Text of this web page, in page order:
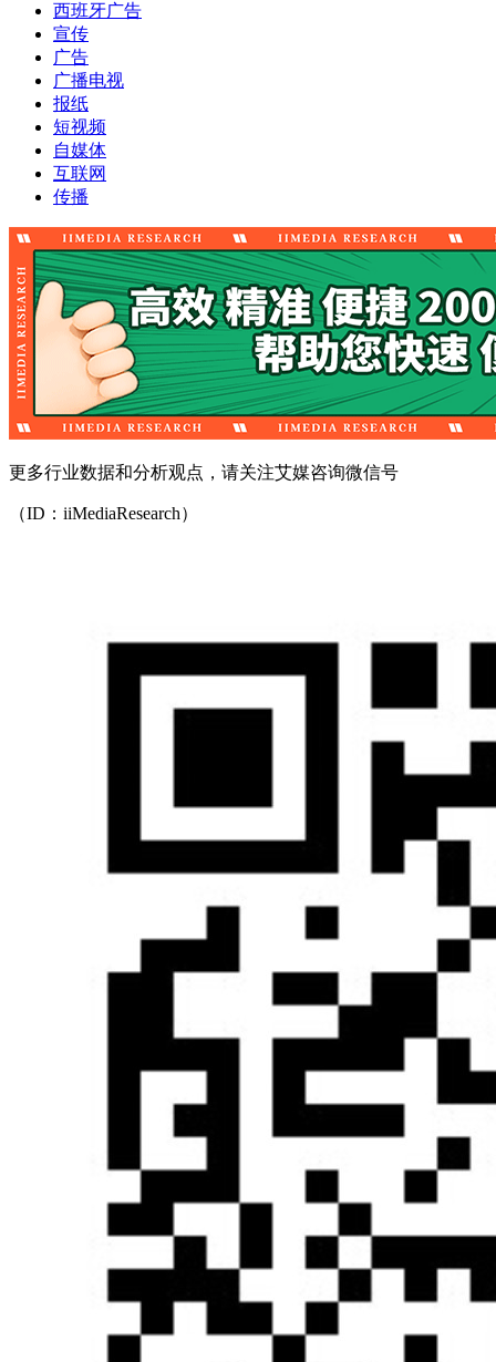
西班牙广告
宣传
广告
广播电视
报纸
短视频
自媒体
互联网
传播
更多行业数据和分析观点，请关注艾媒咨询微信号
（ID：iiMediaResearch）